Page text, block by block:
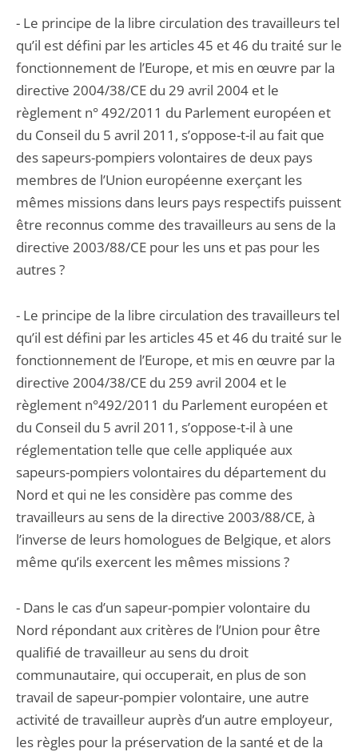
- Le principe de la libre circulation des travailleurs tel
qu’il est défini par les articles 45 et 46 du traité sur le
fonctionnement de l’Europe, et mis en œuvre par la
directive 2004/38/CE du 29 avril 2004 et le
règlement n° 492/2011 du Parlement européen et
du Conseil du 5 avril 2011, s’oppose-t-il au fait que
des sapeurs-pompiers volontaires de deux pays
membres de l’Union européenne exerçant les
mêmes missions dans leurs pays respectifs puissent
être reconnus comme des travailleurs au sens de la
directive 2003/88/CE pour les uns et pas pour les
autres ?
- Le principe de la libre circulation des travailleurs tel
qu’il est défini par les articles 45 et 46 du traité sur le
fonctionnement de l’Europe, et mis en œuvre par la
directive 2004/38/CE du 259 avril 2004 et le
règlement n°492/2011 du Parlement européen et
du Conseil du 5 avril 2011, s’oppose-t-il à une
réglementation telle que celle appliquée aux
sapeurs-pompiers volontaires du département du
Nord et qui ne les considère pas comme des
travailleurs au sens de la directive 2003/88/CE, à
l’inverse de leurs homologues de Belgique, et alors
même qu’ils exercent les mêmes missions ?
- Dans le cas d’un sapeur-pompier volontaire du
Nord répondant aux critères de l’Union pour être
qualifié de travailleur au sens du droit
communautaire, qui occuperait, en plus de son
travail de sapeur-pompier volontaire, une autre
activité de travailleur auprès d’un autre employeur,
les règles pour la préservation de la santé et de la